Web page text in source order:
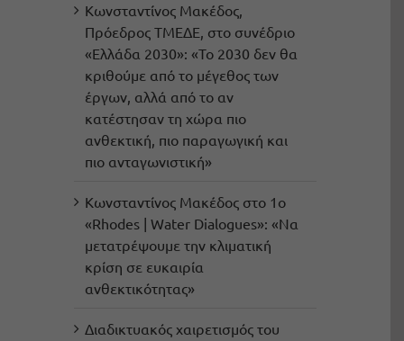
Κωνσταντίνος Μακέδος,
Πρόεδρος ΤΜΕΔΕ, στο συνέδριο
«Ελλάδα 2030»: «Το 2030 δεν θα
κριθούμε από το μέγεθος των
έργων, αλλά από το αν
κατέστησαν τη χώρα πιο
ανθεκτική, πιο παραγωγική και
πιο ανταγωνιστική»
Κωνσταντίνος Μακέδος στο 1ο
«Rhodes | Water Dialogues»: «Να
μετατρέψουμε την κλιματική
κρίση σε ευκαιρία
ανθεκτικότητας»
Διαδικτυακός χαιρετισμός του